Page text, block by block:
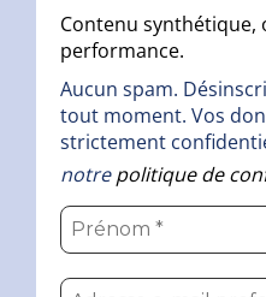
Contenu synthétique,
performance.
Aucun spam.
tout moment. Vos
strictement
notrepolitique de